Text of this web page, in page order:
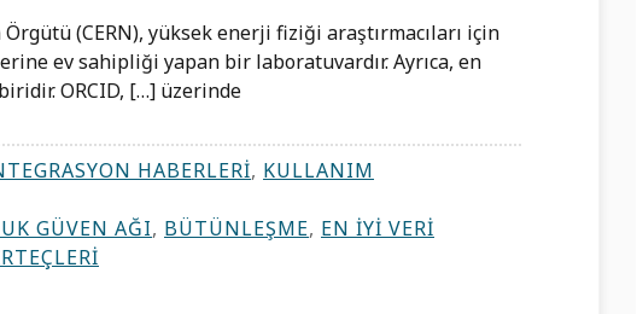
(CERN), yüksek enerji fiziği araştırmacıları için
ev sahipliği yapan bir laboratuvardır. Ayrıca, en
ORCID, […] üzerinde
HABERLERI, KULLANIM
GÜVEN AĞI, BÜTÜNLEŞME, EN İYI VERI